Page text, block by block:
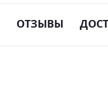
ОТЗЫВЫ